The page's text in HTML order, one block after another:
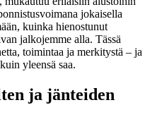
jokaisella
kuinka hienostunut
jalkojemme alla. Tässä
toimintaa ja merkitystä – ja
yleensä saa.
ja jänteiden